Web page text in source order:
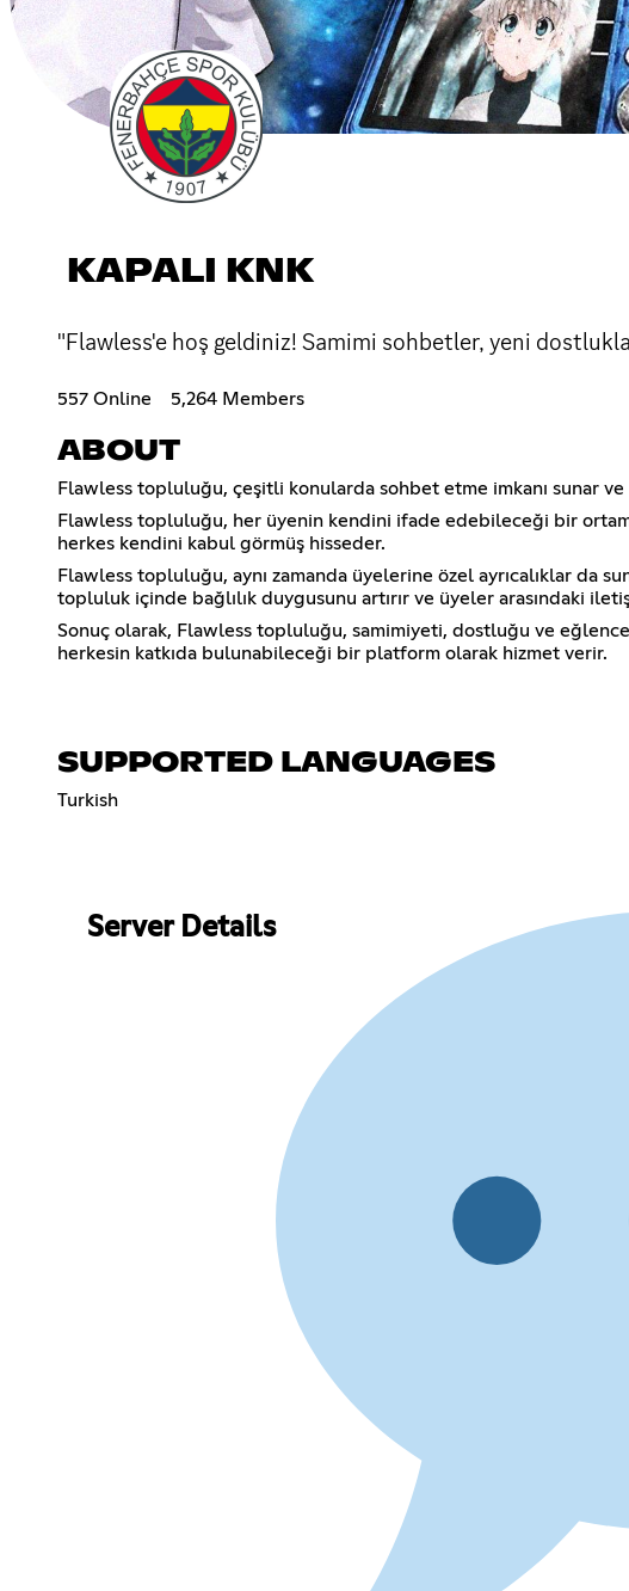
KAPALI KNK
"Flawless'e hoş geldiniz! Samimi sohbetler, yeni
557 Online 5,264 Members
ABOUT
Flawless topluluğu, çeşitli konularda sohbet etme imkanı sunar
Flawless topluluğu, her üyenin kendini ifade edebileceği bir ortam
herkes kendini kabul görmüş hisseder.
Flawless topluluğu, aynı zamanda üyelerine özel ayrıcalıklar da
topluluk içinde bağlılık duygusunu artırır ve üyeler arasındaki
Sonuç olarak, Flawless topluluğu, samimiyeti, dostluğu ve
herkesin katkıda bulunabileceği bir platform olarak hizmet verir.
SUPPORTED LANGUAGES
Turkish
Server Details